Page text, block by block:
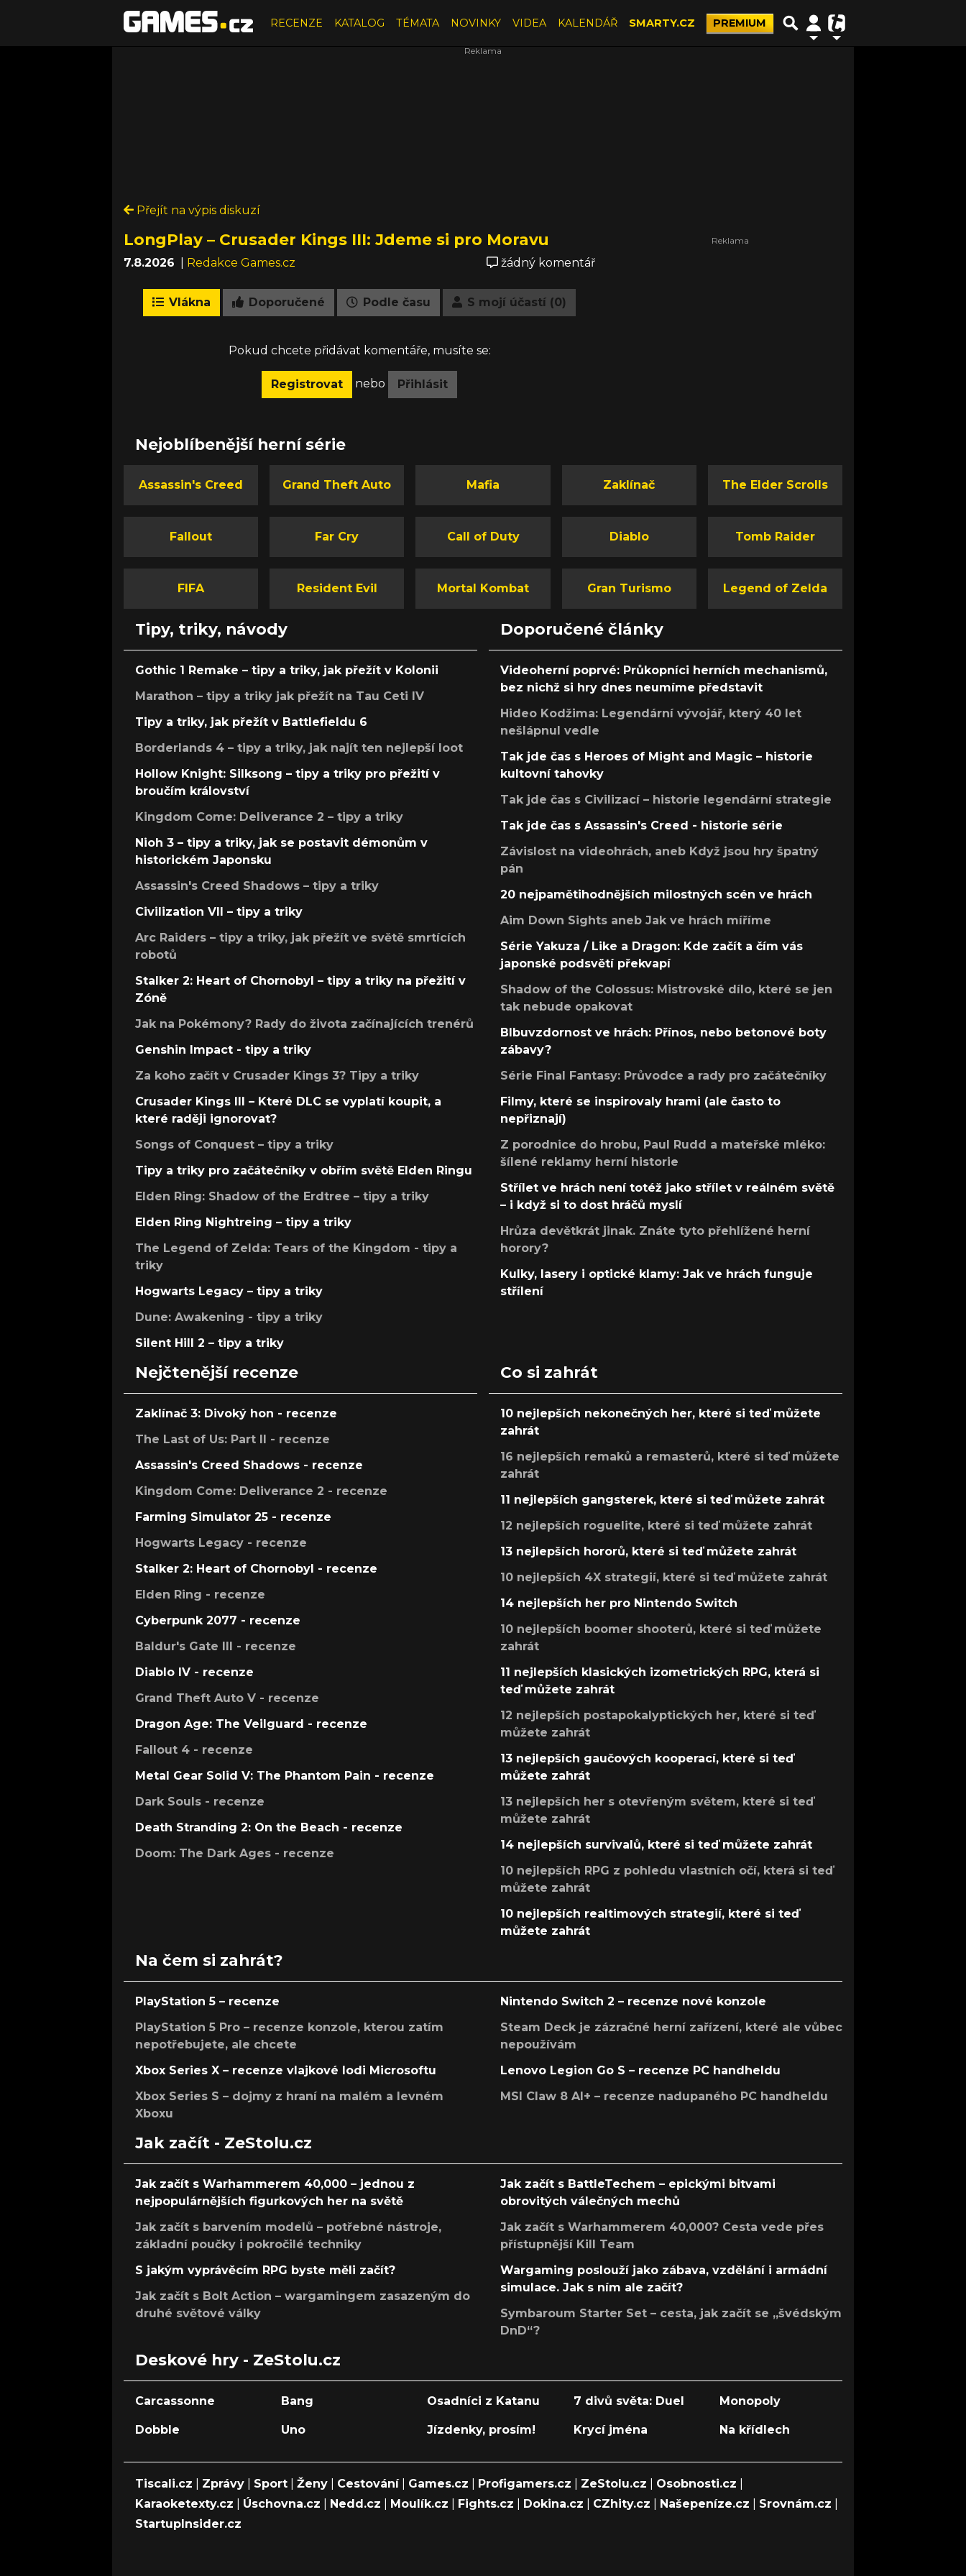
RECENZE KATALOG TÉMATA NOVINKY VIDEA KALENDÁŘ SMARTY.CZ PREMIUM
Přejít na výpis diskuzí
LongPlay – Crusader Kings III: Jdeme si pro Moravu
7.8.2026 Redakce Games.cz žádný komentář
Vlákna Doporučené Podle času S mojí účastí (0)
Pokud chcete přidávat komentáře, musíte se:
Registrovat nebo Přihlásit
Nejoblíbenější herní série
Assassin's Creed Grand Theft Auto Mafia Zaklínač The Elder Scrolls
Fallout Far Cry Call of Duty Diablo Tomb Raider
FIFA Resident Evil Mortal Kombat Gran Turismo Legend of Zelda
Tipy, triky, návody
Gothic 1 Remake – tipy a triky, jak přežít v Kolonii
Marathon – tipy a triky jak přežít na Tau Ceti IV
Tipy a triky, jak přežít v Battlefieldu 6
Borderlands 4 – tipy a triky, jak najít ten nejlepší loot
Hollow Knight: Silksong – tipy a triky pro přežití v
broučím království
Kingdom Come: Deliverance 2 – tipy a triky
Nioh 3 – tipy a triky, jak se postavit démonům v
historickém Japonsku
Assassin's Creed Shadows – tipy a triky
Civilization VII – tipy a triky
Arc Raiders – tipy a triky, jak přežít ve světě smrtících
robotů
Stalker 2: Heart of Chornobyl – tipy a triky na přežití v
Zóně
Jak na Pokémony? Rady do života začínajících trenérů
Genshin Impact - tipy a triky
Za koho začít v Crusader Kings 3? Tipy a triky
Crusader Kings III – Které DLC se vyplatí koupit, a
které raději ignorovat?
Songs of Conquest – tipy a triky
Tipy a triky pro začátečníky v obřím světě Elden Ringu
Elden Ring: Shadow of the Erdtree – tipy a triky
Elden Ring Nightreing – tipy a triky
The Legend of Zelda: Tears of the Kingdom - tipy a
triky
Hogwarts Legacy – tipy a triky
Dune: Awakening - tipy a triky
Silent Hill 2 – tipy a triky
Doporučené články
Videoherní poprvé: Průkopníci herních mechanismů,
bez nichž si hry dnes neumíme představit
Hideo Kodžima: Legendární vývojář, který 40 let
nešlápnul vedle
Tak jde čas s Heroes of Might and Magic – historie
kultovní tahovky
Tak jde čas s Civilizací – historie legendární strategie
Tak jde čas s Assassin's Creed - historie série
Závislost na videohrách, aneb Když jsou hry špatný
pán
20 nejpamětihodnějších milostných scén ve hrách
Aim Down Sights aneb Jak ve hrách míříme
Série Yakuza / Like a Dragon: Kde začít a čím vás
japonské podsvětí překvapí
Shadow of the Colossus: Mistrovské dílo, které se jen
tak nebude opakovat
Blbuvzdornost ve hrách: Přínos, nebo betonové boty
zábavy?
Série Final Fantasy: Průvodce a rady pro začátečníky
Filmy, které se inspirovaly hrami (ale často to
nepřiznají)
Z porodnice do hrobu, Paul Rudd a mateřské mléko:
šílené reklamy herní historie
Střílet ve hrách není totéž jako střílet v reálném světě
– i když si to dost hráčů myslí
Hrůza devětkrát jinak. Znáte tyto přehlížené herní
horory?
Kulky, lasery i optické klamy: Jak ve hrách funguje
střílení
Nejčtenější recenze
Zaklínač 3: Divoký hon - recenze
The Last of Us: Part II - recenze
Assassin's Creed Shadows - recenze
Kingdom Come: Deliverance 2 - recenze
Farming Simulator 25 - recenze
Hogwarts Legacy - recenze
Stalker 2: Heart of Chornobyl - recenze
Elden Ring - recenze
Cyberpunk 2077 - recenze
Baldur's Gate III - recenze
Diablo IV - recenze
Grand Theft Auto V - recenze
Dragon Age: The Veilguard - recenze
Fallout 4 - recenze
Metal Gear Solid V: The Phantom Pain - recenze
Dark Souls - recenze
Death Stranding 2: On the Beach - recenze
Doom: The Dark Ages - recenze
Co si zahrát
10 nejlepších nekonečných her, které si teď můžete
zahrát
16 nejlepších remaků a remasterů, které si teď můžete
zahrát
11 nejlepších gangsterek, které si teď můžete zahrát
12 nejlepších roguelite, které si teď můžete zahrát
13 nejlepších hororů, které si teď můžete zahrát
10 nejlepších 4X strategií, které si teď můžete zahrát
14 nejlepších her pro Nintendo Switch
10 nejlepších boomer shooterů, které si teď můžete
zahrát
11 nejlepších klasických izometrických RPG, která si
teď můžete zahrát
12 nejlepších postapokalyptických her, které si teď
můžete zahrát
13 nejlepších gaučových kooperací, které si teď
můžete zahrát
13 nejlepších her s otevřeným světem, které si teď
můžete zahrát
14 nejlepších survivalů, které si teď můžete zahrát
10 nejlepších RPG z pohledu vlastních očí, která si teď
můžete zahrát
10 nejlepších realtimových strategií, které si teď
můžete zahrát
Na čem si zahrát?
PlayStation 5 – recenze
PlayStation 5 Pro – recenze konzole, kterou zatím
nepotřebujete, ale chcete
Xbox Series X – recenze vlajkové lodi Microsoftu
Xbox Series S – dojmy z hraní na malém a levném
Xboxu
Nintendo Switch 2 – recenze nové konzole
Steam Deck je zázračné herní zařízení, které ale vůbec
nepoužívám
Lenovo Legion Go S – recenze PC handheldu
MSI Claw 8 AI+ – recenze nadupaného PC handheldu
Jak začít - ZeStolu.cz
Jak začít s Warhammerem 40,000 – jednou z
nejpopulárnějších figurkových her na světě
Jak začít s barvením modelů – potřebné nástroje,
základní poučky i pokročilé techniky
S jakým vyprávěcím RPG byste měli začít?
Jak začít s Bolt Action – wargamingem zasazeným do
druhé světové války
Jak začít s BattleTechem – epickými bitvami
obrovitých válečných mechů
Jak začít s Warhammerem 40,000? Cesta vede přes
přístupnější Kill Team
Wargaming poslouží jako zábava, vzdělání i armádní
simulace. Jak s ním ale začít?
Symbaroum Starter Set – cesta, jak začít se „švédským
DnD“?
Deskové hry - ZeStolu.cz
Carcassonne Bang Osadníci z Katanu 7 divů světa: Duel Monopoly
Dobble Uno Jízdenky, prosím! Krycí jména Na křídlech
Tiscali.cz Zprávy Sport Ženy Cestování| Games.cz Profigamers.cz ZeStolu.cz Osobnosti.cz
Karaoketexty.cz
Úschovna.cz Nedd.cz Moulík.cz Fights.cz Dokina.cz CZhity.cz Našepeníze.cz Srovnám.cz
StartupInsider.cz